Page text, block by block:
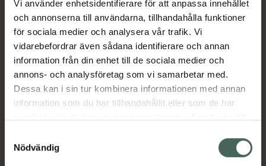
Vi använder enhetsidentifierare för att anpassa innehållet
och annonserna till användarna, tillhandahålla funktioner
för sociala medier och analysera vår trafik. Vi
vidarebefordrar även sådana identifierare och annan
information från din enhet till de sociala medier och
annons- och analysföretag som vi samarbetar med.
Dessa kan i sin tur kombinera informationen med annan
information som du har tillhandahållit eller som de har
återkalla ditt samtycke via webbplatsens
cookieinställningar. Ett återkallat samtycke påverkar inte
Nödvändig
vårt sortiment, vilka innehåller sheasmör. Det
väldoftande Vaniljextraktet kommer från
giftfria orkidéodlingar på Madagaskar. Sodium
Levulinate från Ris och Sodium Anisate från
Basilika är vårdande och bakteriedödande.
Produkten är naturligt självkonserverande.
Jämförpris 0,92 kr /ml
EAN:07340020105679
Kategorier: